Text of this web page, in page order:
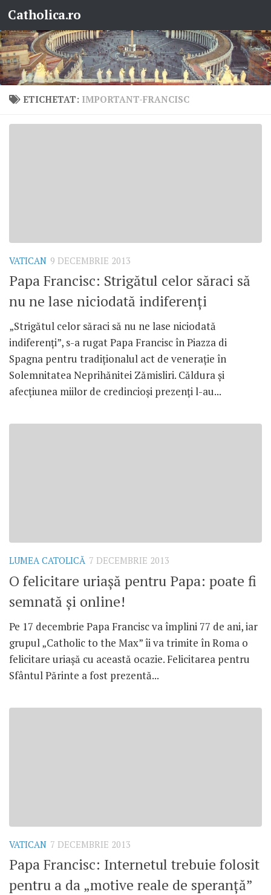
Skip to content
Catholica.ro
ETICHETAT: IMPORTANT-FRANCISC
VATICAN 9 DECEMBRIE 2013
Papa Francisc: Strigătul celor săraci să
nu ne lase niciodată indiferenţi
„Strigătul celor săraci să nu ne lase niciodată
indiferenţi”, s-a rugat Papa Francisc în Piazza di
Spagna pentru tradiţionalul act de veneraţie în
Solemnitatea Neprihănitei Zămisliri. Căldura şi
afecţiunea miilor de credincioşi prezenţi l-au...
LUMEA CATOLICĂ 7 DECEMBRIE 2013
O felicitare uriaşă pentru Papa: poate fi
semnată şi online!
Pe 17 decembrie Papa Francisc va împlini 77 de ani, iar
grupul „Catholic to the Max” îi va trimite în Roma o
felicitare uriaşă cu această ocazie. Felicitarea pentru
Sfântul Părinte a fost prezentă...
VATICAN 7 DECEMBRIE 2013
Papa Francisc: Internetul trebuie folosit
pentru a da „motive reale de speranţă”